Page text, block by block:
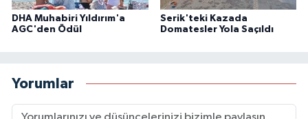
DHA Muhabiri Yıldırım'a
AGC'den Ödül
Serik'teki Kazada
Domatesler Yola Saçıldı
Yorumlar